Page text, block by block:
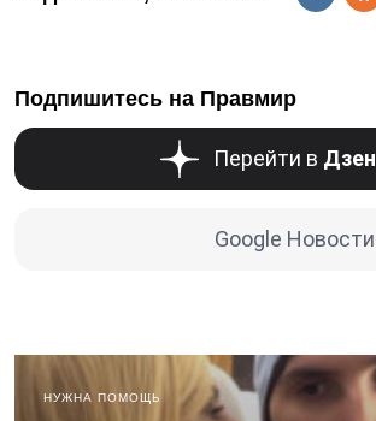
Подпишитесь на Правмир
Перейти в Дзен
Google Новости
НУЖНА ПОМОЩЬ